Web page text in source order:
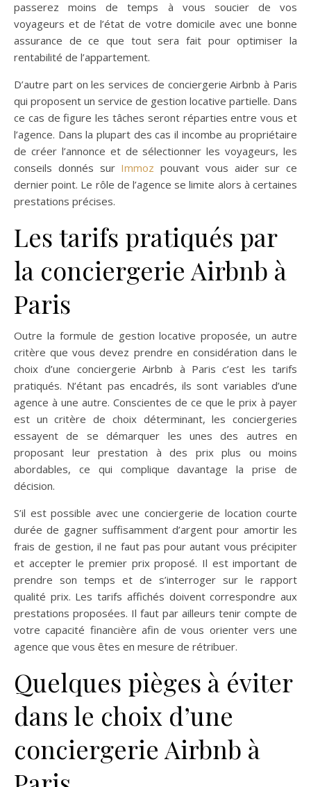
passerez moins de temps à vous soucier de vos
voyageurs et de l’état de votre domicile avec une bonne
assurance de ce que tout sera fait pour optimiser la
rentabilité de l’appartement.
D’autre part on les services de conciergerie Airbnb à Paris
qui proposent un service de gestion locative partielle. Dans
ce cas de figure les tâches seront réparties entre vous et
l’agence. Dans la plupart des cas il incombe au propriétaire
de créer l’annonce et de sélectionner les voyageurs, les
conseils donnés sur Immoz pouvant vous aider sur ce
dernier point. Le rôle de l’agence se limite alors à certaines
prestations précises.
Les tarifs pratiqués par
la conciergerie Airbnb à
Paris
Outre la formule de gestion locative proposée, un autre
critère que vous devez prendre en considération dans le
choix d’une conciergerie Airbnb à Paris c’est les tarifs
pratiqués. N’étant pas encadrés, ils sont variables d’une
agence à une autre. Conscientes de ce que le prix à payer
est un critère de choix déterminant, les conciergeries
essayent de se démarquer les unes des autres en
proposant leur prestation à des prix plus ou moins
abordables, ce qui complique davantage la prise de
décision.
S’il est possible avec une conciergerie de location courte
durée de gagner suffisamment d’argent pour amortir les
frais de gestion, il ne faut pas pour autant vous précipiter
et accepter le premier prix proposé. Il est important de
prendre son temps et de s’interroger sur le rapport
qualité prix. Les tarifs affichés doivent correspondre aux
prestations proposées. Il faut par ailleurs tenir compte de
votre capacité financière afin de vous orienter vers une
agence que vous êtes en mesure de rétribuer.
Quelques pièges à éviter
dans le choix d’une
conciergerie Airbnb à